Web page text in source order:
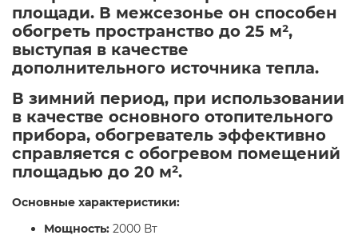
площади. В межсезонье он способен
обогреть пространство до 25 м²,
выступая в качестве
дополнительного источника тепла.
В зимний период, при использовании
в качестве основного отопительного
прибора, обогреватель эффективно
справляется с обогревом помещений
площадью до 20 м². ​
Основные характеристики:
Мощность: 2000 Вт​